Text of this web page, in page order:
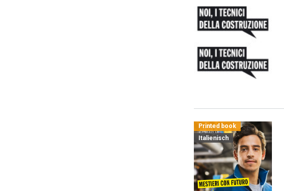
Printed book
Italienisch